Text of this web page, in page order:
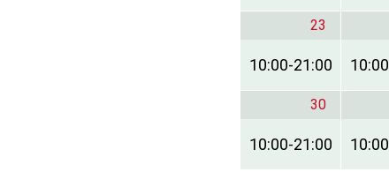
23
10:00-21:00 10:00
30
10:00-21:00 10:00